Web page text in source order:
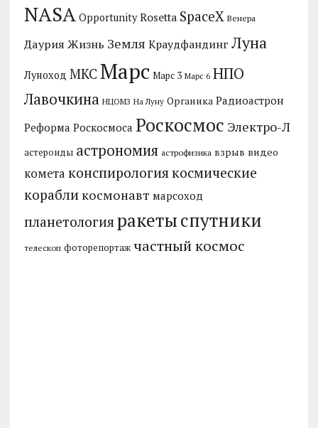
NASA Opportunity Rosetta SpaceX Венера
Даурия Жизнь Земля Краудфандинг Луна
Луноход МКС Марс Марс 3 Марс 6 НПО
Лавочкина НЦОМЗ На Луну Органика Радиоастрон
Реформа Роскосмоса Роскосмос Электро-Л
астероиды астрономия астрофизика взрыв видео
комета конспирологиякосмические
корабликосмонавт марсоход
планетологияракетыспутники
телескоп фоторепортаж частный космос